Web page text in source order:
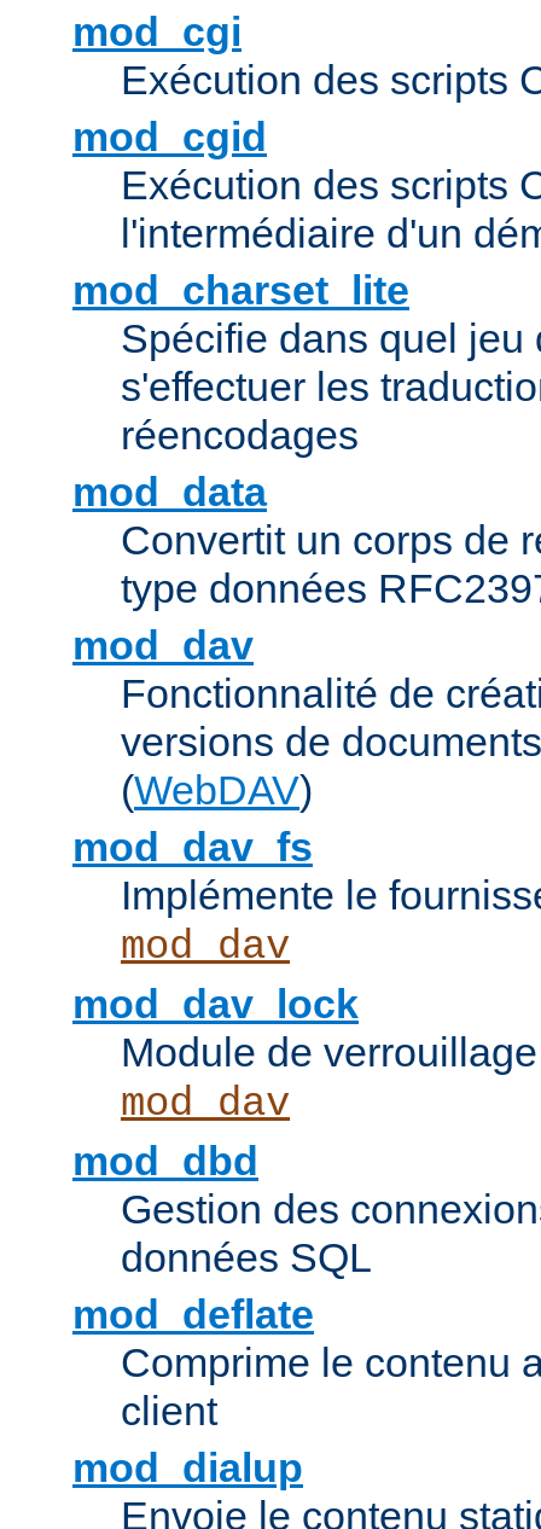
mod_cgi
Exécution des scripts
mod_cgid
Exécution des scripts
l'intermédiaire d'un
mod_charset_lite
Spécifie dans quel jeu
s'effectuer les
réencodages
mod_data
Convertit un corps de
type données
mod_dav
Fonctionnalité de
versions de
(WebDAV)
mod_dav_fs
Implémente le
mod_dav
mod_dav_lock
Module de
mod_dav
mod_dbd
Gestion des
données SQL
mod_deflate
Comprime le contenu
client
mod_dialup
Envoie le contenu